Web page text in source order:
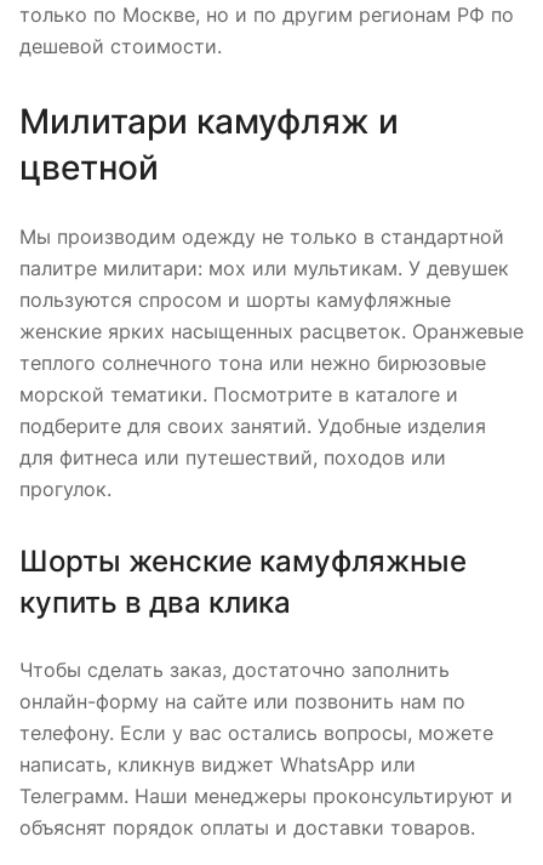
только по Москве, но и по другим регионам РФ по
дешевой стоимости.
Милитари камуфляж и
цветной
Мы производим одежду не только в стандартной
палитре милитари: мох или мультикам. У девушек
пользуются спросом и шорты камуфляжные
женские ярких насыщенных расцветок. Оранжевые
теплого солнечного тона или нежно бирюзовые
морской тематики. Посмотрите в каталоге и
подберите для своих занятий. Удобные изделия
для фитнеса или путешествий, походов или
прогулок.
Шорты женские камуфляжные
купить в два клика
Чтобы сделать заказ, достаточно заполнить
онлайн-форму на сайте или позвонить нам по
телефону. Если у вас остались вопросы, можете
написать, кликнув виджет WhatsApp или
Телеграмм. Наши менеджеры проконсультируют и
объяснят порядок оплаты и доставки товаров.